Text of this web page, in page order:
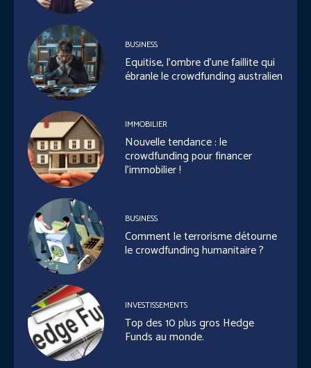
BUSINESS
Equitise, l’ombre d’une faillite qui
ébranle le crowdfunding australien
IMMOBILIER
Nouvelle tendance : le
crowdfunding pour financer
l’immobilier !
BUSINESS
Comment le terrorisme détourne
le crowdfunding humanitaire ?
INVESTISSEMENTS
Top des 10 plus gros Hedge
Funds au monde.